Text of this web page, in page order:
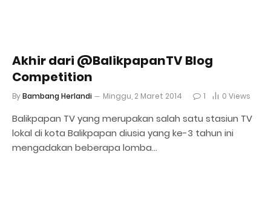
Akhir dari @BalikpapanTV Blog
Competition
ByBambang Herlandi Minggu, 2 Maret 2014 1 0 Views
Balikpapan TV yang merupakan salah satu stasiun TV
lokal di kota Balikpapan diusia yang ke-3 tahun ini
mengadakan beberapa lomba…